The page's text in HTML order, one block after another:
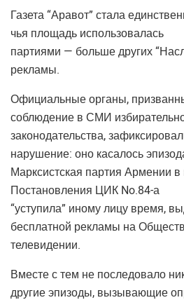
Газета “Аравот” стала
чья площадь использовалась
партиями — больше других
рекламы.
Официальные органы,
соблюдение в СМИ
законодательства,
нарушение: оно касалось
Марксистская партия Армении
Постановления ЦИК No.84-а
“уступила” иному лицу время,
бесплатной рекламы на
телевидении.
Вместе с тем не последовало
другие эпизоды, вызывающие